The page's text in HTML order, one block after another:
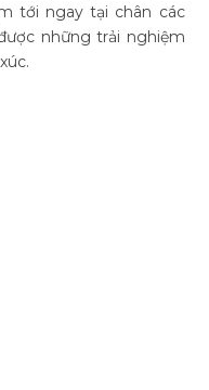
tới ngay tại chân các
những trải nghiệm